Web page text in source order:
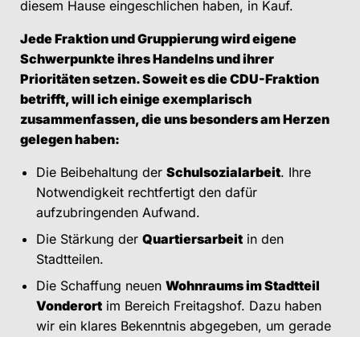
diesem Hause eingeschlichen haben, in Kauf.
Jede Fraktion und Gruppierung wird eigene
Schwerpunkte ihres Handelns und ihrer
Prioritäten setzen. Soweit es die CDU-Fraktion
betrifft, will ich einige exemplarisch
zusammenfassen, die uns besonders am Herzen
gelegen haben:
Die Beibehaltung der Schulsozialarbeit. Ihre
Notwendigkeit rechtfertigt den dafür
aufzubringenden Aufwand.
Die Stärkung der Quartiersarbeit in den
Stadtteilen.
Die Schaffung neuen Wohnraums im Stadtteil
Vonderort im Bereich Freitagshof. Dazu haben
wir ein klares Bekenntnis abgegeben, um gerade